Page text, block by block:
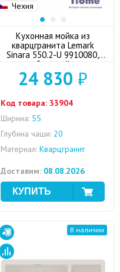
Чехия
Кухонная мойка из
кварцгранита Lemark
Sinara 550.2-U 9910080,
бежевый
24 830 ₽
Код товара: 33904
Ширина: 55
Глубина чаши: 20
Материал: Кварцгранит
Доставим: 08.08.2026
В наличии